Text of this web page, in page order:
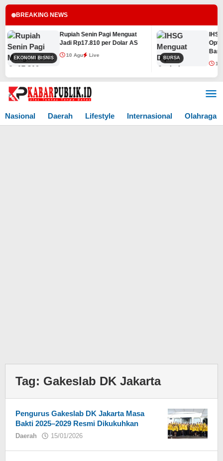
BREAKING NEWS
EKONOMI BISNIS
Rupiah Senin Pagi Menguat
Jadi Rp17.810 per Dolar AS
10 Agu Live BURSA
IHSG
Bank
10 Agu
Lewati
Nasional
Daerah Lifestyle Internasional Olahraga
Tag: Gakeslab DK Jakarta
Pengurus Gakeslab DK Jakarta Masa
Bakti 2025–2029 Resmi Dikukuhkan
Daerah 15/01/2026